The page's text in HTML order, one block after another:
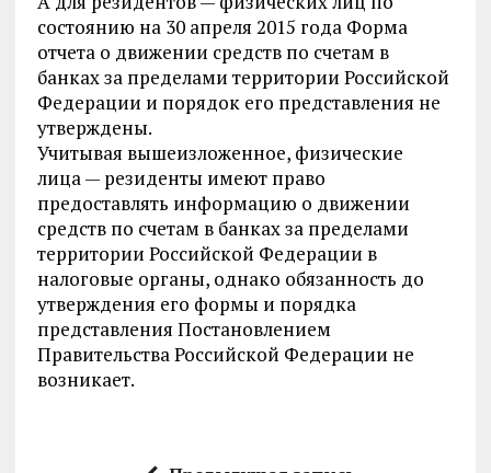
состоянию на 30 апреля 2015 года Форма
отчета о движении средств по счетам в
банках за пределами территории Российской
Федерации и порядок его представления не
утверждены.
Учитывая вышеизложенное, физические
лица — резиденты имеют право
предоставлять информацию о движении
средств по счетам в банках за пределами
территории Российской Федерации в
налоговые органы, однако обязанность до
утверждения его формы и порядка
представления Постановлением
Правительства Российской Федерации не
возникает.